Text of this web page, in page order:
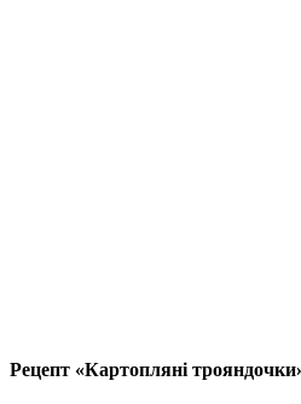
Рецепт «Картопляні